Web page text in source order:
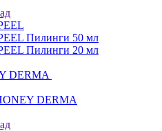
Пилинги 50 мл
Пилинги 20 мл
DERMA
DERMA